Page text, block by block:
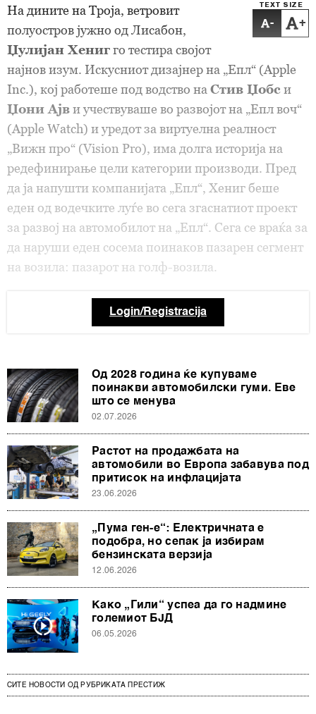
TEXT SIZE
- +
На дините на Троја, ветровит
полуостров јужно од Лисабон,
Џулијан Хенигго тестира својот
најнов изум. Искусниот дизајнер на „Епл“ (Apple
Inc.), кој работеше под водство на Стив Џобси
Џони Ајви учествуваше во развојот на „Епл воч“
(Apple Watch) и уредот за виртуелна реалност
„Вижн про“ (Vision Pro), има долга историја на
редефинирање цели категории производи. Пред
да ја напушти компанијата „Епл“, Хениг беше
еден од водечките луѓе во сега згаснатиот проект
за развој на автомобилот на „Епл“. Сега се враќа за
да наруши еден сосема поинаков пазарен сегмент
на возила: пазарот на голф-возила.
Login/Registracija
Од 2028 година ќе купуваме
поинакви автомобилски гуми. Еве
што се менува
02.07.2026
Растот на продажбата на
автомобили во Европа забавува под
притисок на инфлацијата
23.06.2026
„Пума ген-е“: Електричната е
подобра, но сепак ја избирам
бензинската верзија
12.06.2026
Како „Гили“ успеа да го надмине
големиот БЈД
06.05.2026
СИТЕ НОВОСТИ ОД РУБРИКАТА ПРЕСТИЖ